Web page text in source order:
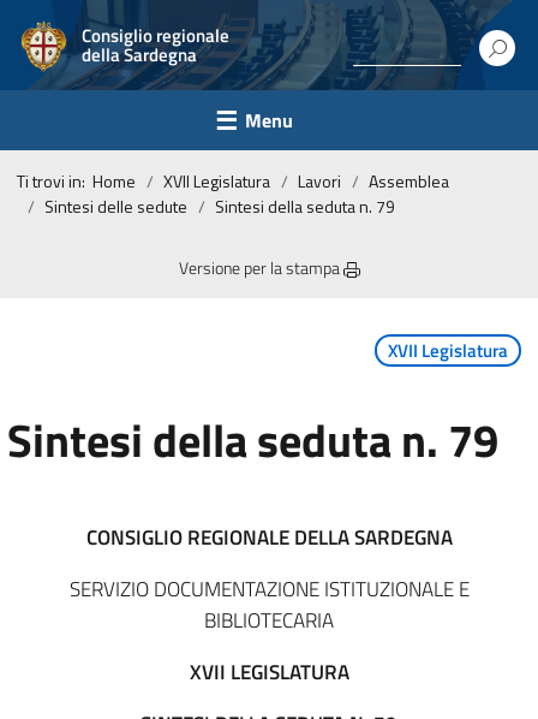
Consiglio regionale
della Sardegna
Menu
Ti trovi in: Home XVII Legislatura Lavori
Assemblea
Sintesi delle sedute
Sintesi della seduta n. 79
Versione per la stampa
XVII Legislatura
Sintesi della seduta n. 79
CONSIGLIO REGIONALE DELLA SARDEGNA
SERVIZIO DOCUMENTAZIONE ISTITUZIONALE E
BIBLIOTECARIA
XVII LEGISLATURA